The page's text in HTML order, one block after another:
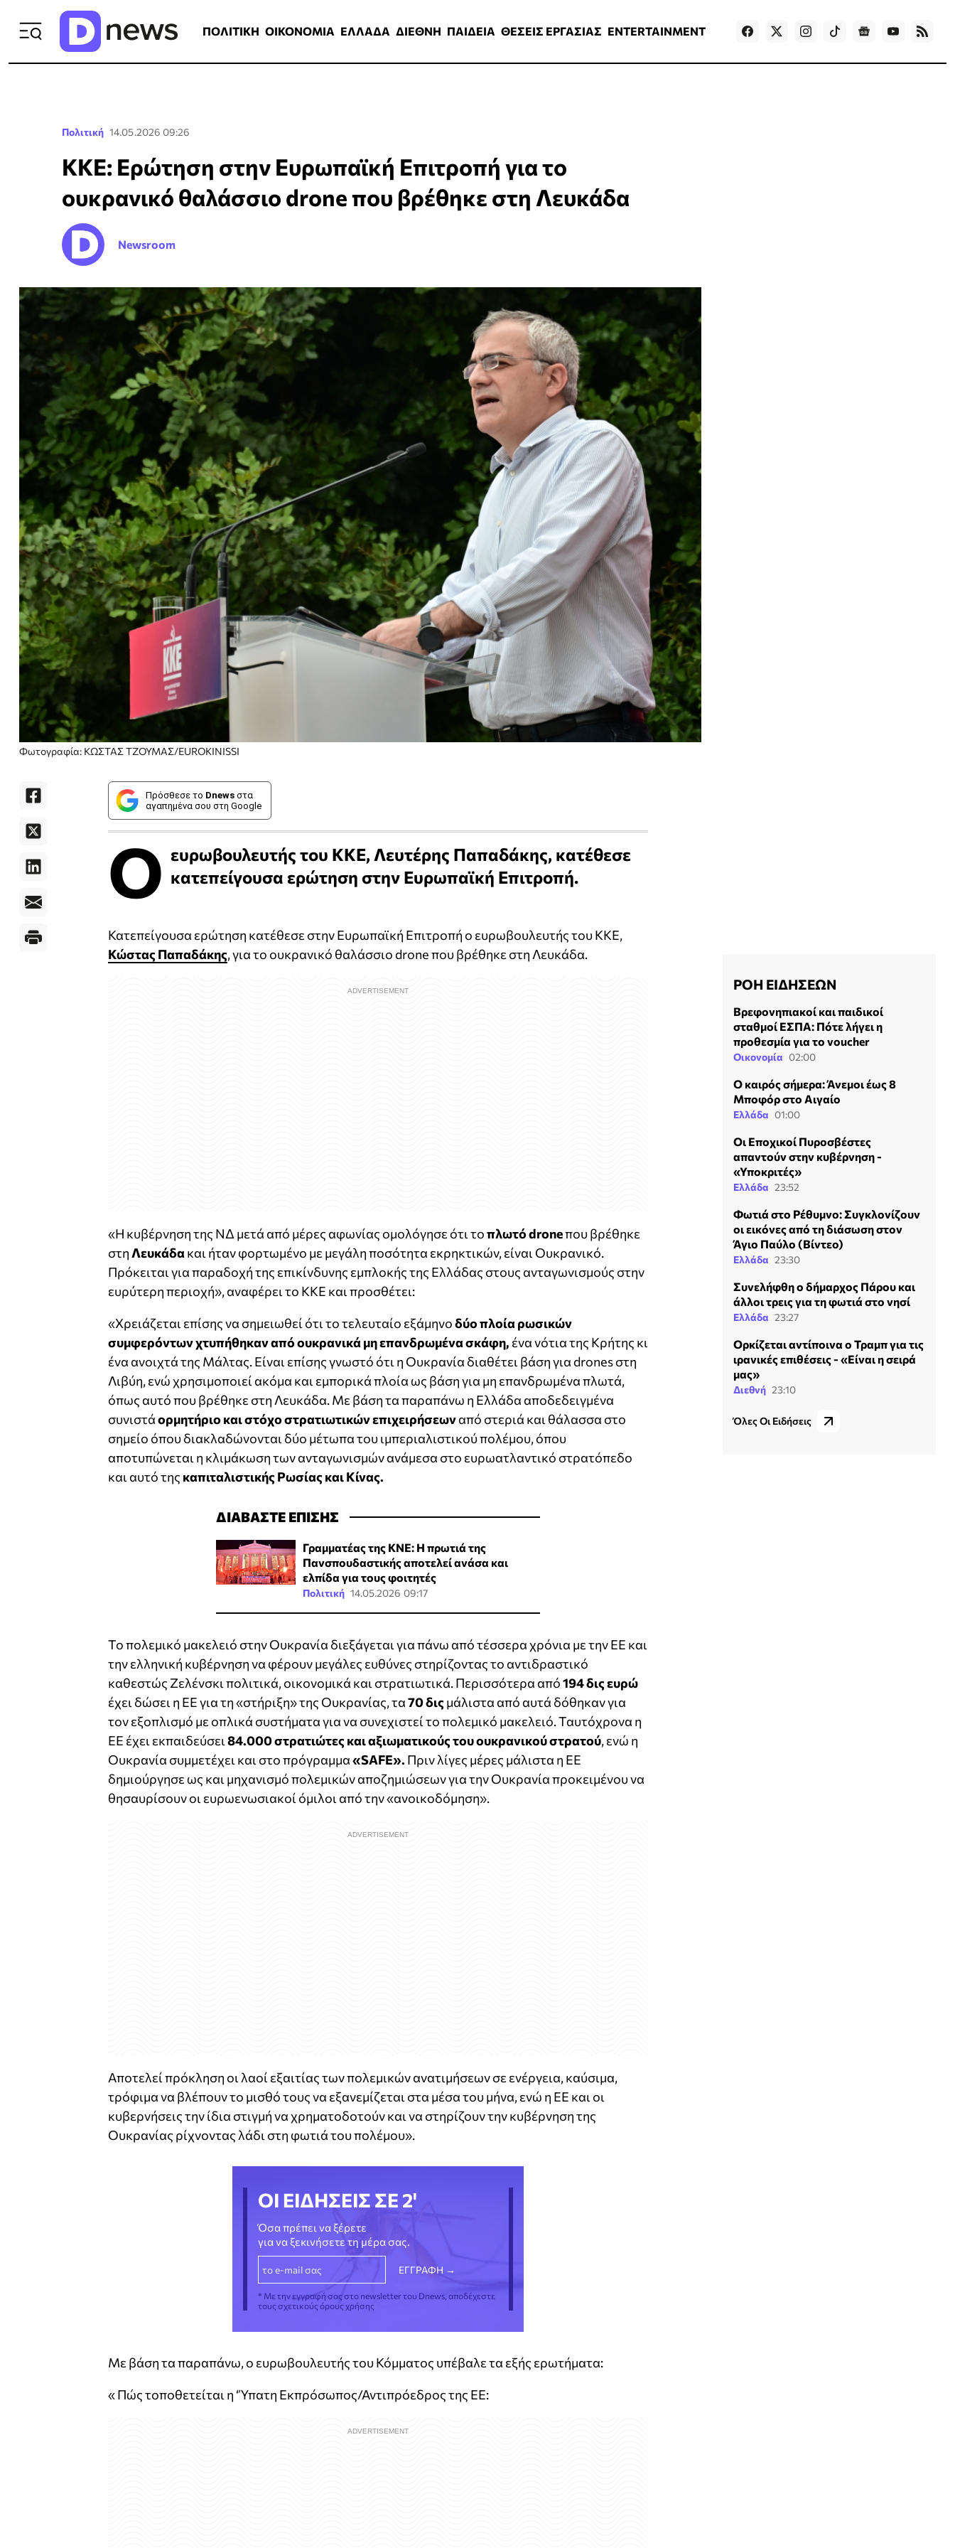
ΠΟΛΙΤΙΚΗ ΟΙΚΟΝΟΜΙΑ ΕΛΛΑΔΑ ΔΙΕΘΝΗ ΠΑΙΔΕΙΑ ΘΕΣΕΙΣ ΕΡΓΑΣΙΑΣ ENTERTAINMENT Games
Πολιτική 14.05.2026 09:26
ΚΚΕ: Ερώτηση στην Ευρωπαϊκή Επιτροπή για το
ουκρανικό θαλάσσιο drone που βρέθηκε στη Λευκάδα
Newsroom
Φωτογραφία: ΚΩΣΤΑΣ ΤΖΟΥΜΑΣ/EUROKINISSI
Πρόσθεσε το Dnews στα
αγαπημένα σου στη Google
Ο ευρωβουλευτής του ΚΚΕ, Λευτέρης Παπαδάκης, κατέθεσε
κατεπείγουσα ερώτηση στην Ευρωπαϊκή Επιτροπή.
Κατεπείγουσα ερώτηση κατέθεσε στην Ευρωπαϊκή Επιτροπή ο ευρωβουλευτής του ΚΚΕ,
Κώστας Παπαδάκης, για το ουκρανικό θαλάσσιο drone που βρέθηκε στη Λευκάδα.
«Η κυβέρνηση της ΝΔ μετά από μέρες αφωνίας ομολόγησε ότι τοπλωτό droneπου βρέθηκε
στηΛευκάδα και ήταν φορτωμένο με μεγάλη ποσότητα εκρηκτικών, είναι Ουκρανικό.
Πρόκειται για παραδοχή της επικίνδυνης εμπλοκής της Ελλάδας στους ανταγωνισμούς στην
ευρύτερη περιοχή», αναφέρει το ΚΚΕ και προσθέτει:
«Χρειάζεται επίσης να σημειωθεί ότι το τελευταίο εξάμηνοδύο πλοία ρωσικών
συμφερόντων χτυπήθηκαν από ουκρανικά μη επανδρωμένα σκάφη, ένα νότια της Κρήτης κι
ένα ανοιχτά της Μάλτας. Είναι επίσης γνωστό ότι η Ουκρανία διαθέτει βάση για drones στη
Λιβύη, ενώ χρησιμοποιεί ακόμα και εμπορικά πλοία ως βάση για μη επανδρωμένα πλωτά,
όπως αυτό που βρέθηκε στη Λευκάδα. Με βάση τα παραπάνω η Ελλάδα αποδεδειγμένα
συνιστάορμητήριο και στόχο στρατιωτικών επιχειρήσεωναπό στεριά και θάλασσα στο
σημείο όπου διακλαδώνονται δύο μέτωπα του ιμπεριαλιστικού πολέμου, όπου
αποτυπώνεται η κλιμάκωση των ανταγωνισμών ανάμεσα στο ευρωατλαντικό στρατόπεδο
και αυτό της καπιταλιστικής Ρωσίας και Κίνας.
ΔΙΑΒΑΣΤΕ ΕΠΙΣΗΣ
Γραμματέας της ΚΝΕ: Η πρωτιά της
Πανσπουδαστικής αποτελεί ανάσα και
ελπίδα για τους φοιτητές
Πολιτική 14.05.2026 09:17
Το πολεμικό μακελειό στην Ουκρανία διεξάγεται για πάνω από τέσσερα χρόνια με την ΕΕ και
την ελληνική κυβέρνηση να φέρουν μεγάλες ευθύνες στηρίζοντας το αντιδραστικό
καθεστώς Ζελένσκι πολιτικά, οικονομικά και στρατιωτικά. Περισσότερα από194 δις ευρώ
έχει δώσει η ΕΕ για τη «στήριξη» της Ουκρανίας, τα70 δις μάλιστα από αυτά δόθηκαν για
τον εξοπλισμό με οπλικά συστήματα για να συνεχιστεί το πολεμικό μακελειό. Ταυτόχρονα η
ΕΕ έχει εκπαιδεύσει84.000 στρατιώτες και αξιωματικούς του ουκρανικού στρατού, ενώ η
Ουκρανία συμμετέχει και στο πρόγραμμα«SAFE». Πριν λίγες μέρες μάλιστα η ΕΕ
δημιούργησε ως και μηχανισμό πολεμικών αποζημιώσεων για την Ουκρανία προκειμένου να
θησαυρίσουν οι ευρωενωσιακοί όμιλοι από την «ανοικοδόμηση».
Αποτελεί πρόκληση οι λαοί εξαιτίας των πολεμικών ανατιμήσεων σε ενέργεια, καύσιμα,
τρόφιμα να βλέπουν το μισθό τους να εξανεμίζεται στα μέσα του μήνα, ενώ η ΕΕ και οι
κυβερνήσεις την ίδια στιγμή να χρηματοδοτούν και να στηρίζουν την κυβέρνηση της
Ουκρανίας ρίχνοντας λάδι στη φωτιά του πολέμου».
ΟΙ ΕΙΔΗΣΕΙΣ ΣΕ 2'
Όσα πρέπει να ξέρετε
για να ξεκινήσετε τη μέρα σας.
* Με την εγγραφή σας στο newsletter του Dnews, αποδέχεστε
τους σχετικούς όρους χρήσης
Με βάση τα παραπάνω, ο ευρωβουλευτής του Κόμματος υπέβαλε τα εξής ερωτήματα:
« Πώς τοποθετείται η ‘Ύπατη Εκπρόσωπος/Αντιπρόεδρος της ΕΕ:
ΡΟΗ ΕΙΔΗΣΕΩΝ
Βρεφονηπιακοί και παιδικοί
σταθμοί ΕΣΠΑ: Πότε λήγει η
προθεσμία για το voucher
Οικονομία 02:00
Ο καιρός σήμερα: Άνεμοι έως 8
Μποφόρ στο Αιγαίο
Ελλάδα 01:00
Οι Εποχικοί Πυροσβέστες
απαντούν στην κυβέρνηση -
«Υποκριτές»
Ελλάδα 23:52
Φωτιά στο Ρέθυμνο: Συγκλονίζουν
οι εικόνες από τη διάσωση στον
Άγιο Παύλο (Βίντεο)
Ελλάδα 23:30
Συνελήφθη ο δήμαρχος Πάρου και
άλλοι τρεις για τη φωτιά στο νησί
Ελλάδα 23:27
Ορκίζεται αντίποινα ο Τραμπ για τις
ιρανικές επιθέσεις - «Είναι η σειρά
μας»
Διεθνή 23:10
Όλες Οι Ειδήσεις